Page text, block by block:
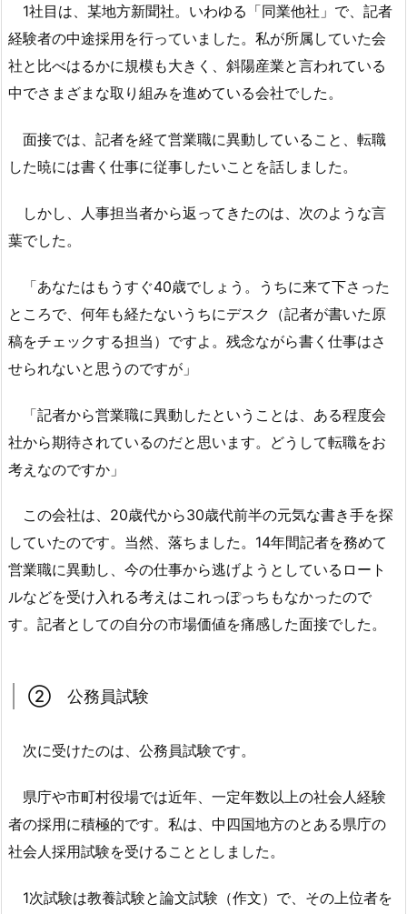
1社目は、某地方新聞社。いわゆる「同業他社」で、記者
経験者の中途採用を行っていました。私が所属していた会
社と比べはるかに規模も大きく、斜陽産業と言われている
中でさまざまな取り組みを進めている会社でした。
面接では、記者を経て営業職に異動していること、転職
した暁には書く仕事に従事したいことを話しました。
しかし、人事担当者から返ってきたのは、次のような言
葉でした。
「あなたはもうすぐ40歳でしょう。うちに来て下さった
ところで、何年も経たないうちにデスク（記者が書いた原
稿をチェックする担当）ですよ。残念ながら書く仕事はさ
せられないと思うのですが」
「記者から営業職に異動したということは、ある程度会
社から期待されているのだと思います。どうして転職をお
考えなのですか」
この会社は、20歳代から30歳代前半の元気な書き手を探
していたのです。当然、落ちました。14年間記者を務めて
営業職に異動し、今の仕事から逃げようとしているロート
ルなどを受け入れる考えはこれっぽっちもなかったので
す。記者としての自分の市場価値を痛感した面接でした。
② 公務員試験
次に受けたのは、公務員試験です。
県庁や市町村役場では近年、一定年数以上の社会人経験
者の採用に積極的です。私は、中四国地方のとある県庁の
社会人採用試験を受けることとしました。
1次試験は教養試験と論文試験（作文）で、その上位者を